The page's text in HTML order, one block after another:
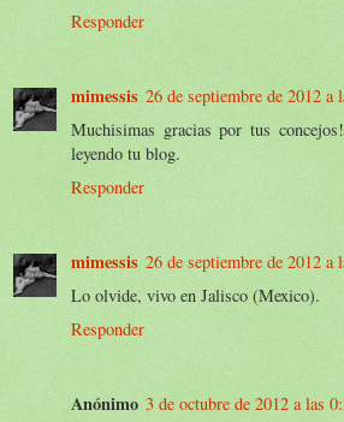
Responder
mimessis 26 de septiembre de 2012 a
Muchisimas gracias por tus
leyendo tu blog.
Responder
mimessis 26 de septiembre de 2012 a
Lo olvide, vivo en Jalisco (Mexico).
Responder
Anónimo 3 de octubre de 2012 a las